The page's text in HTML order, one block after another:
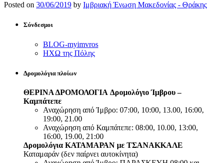
Posted on 30/06/2019 by Ιμβριακή Ένωση Μακεδονίας - Θράκης
Σύνδεσμοι
BLOG-myimvros
ΗΧΩ της Πόλης
Δρομολόγια πλοίων
ΘΕΡΙΝΑ ΔΡΟΜΟΛΟΓΙΑ Δρομολόγιο Ίμβρου –
Καμπάτεπε
Αναχώρηση από Ίμβρο: 07:00, 10:00, 13.00, 16:00,
19:00, 21.00
Αναχώρηση από Καμπάτεπε: 08:00, 10.00, 13:00,
16:00, 19.00, 21:00
Δρομολόγια ΚΑΤΑΜΑΡΑΝ με ΤΣΑΝΑΚΚΑΛΕ
Καταμαράν (δεν παίρνει αυτοκίνητα)